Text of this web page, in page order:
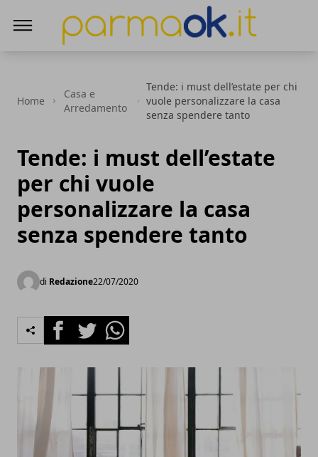
Home
Casa e
Arredamento
Tende: i must dell’estate per chi
vuole personalizzare la casa
senza spendere tanto
Tende: i must dell’estate
per chi vuole
personalizzare la casa
senza spendere tanto
di Redazione22/07/2020
FacebookTwitterWhatsapp